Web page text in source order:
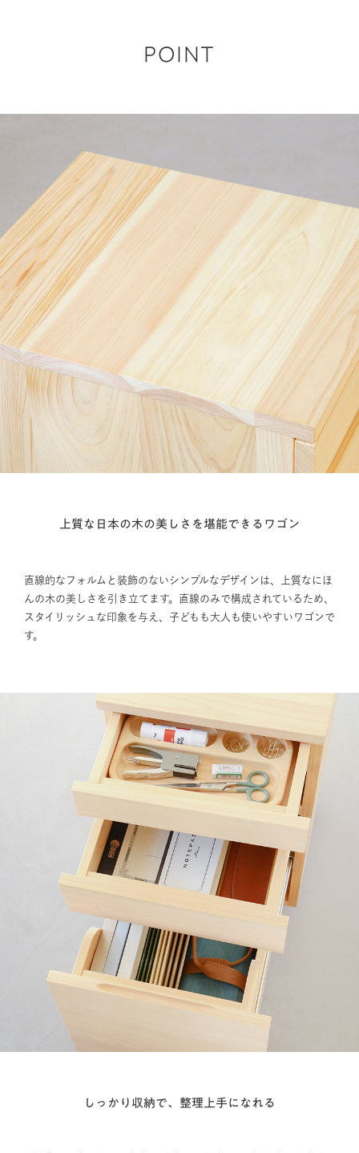
POINT
上質な日本の木の美しさを堪能できるワゴン
直線的なフォルムと装飾のないシンプルなデザインは、上質なにほ
んの木の美しさを引き立てます。直線のみで構成されているため、
スタイリッシュな印象を与え、子どもも大人も使いやすいワゴンで
す。
しっかり収納で、整理上手になれる